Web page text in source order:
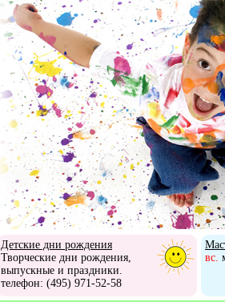
Детские дни рождения
Творческие дни рождения,
выпускные и праздники.
телефон: (495) 971-52-58
вс.